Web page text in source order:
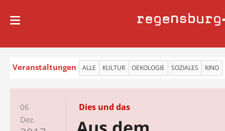
regensburg
Veranstaltungen ALLE KULTUR OEKOLOGIE SOZIALES KINO
06
Dez.
Dies und das